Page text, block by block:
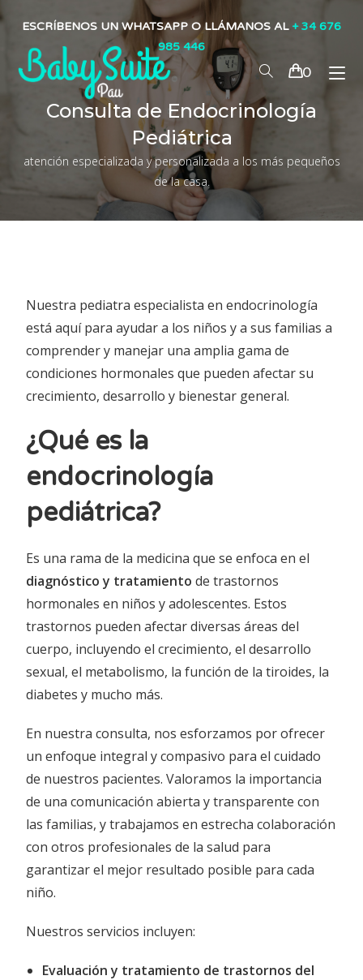
ESCRÍBENOS UN WHATSAPP O LLÁMANOS AL + 34 676
985 446
0
Consulta de Endocrinología
Pediátrica
atención especializada y personalizada a los más pequeños
de la casa.
Nuestra pediatra especialista en endocrinología
está aquí para ayudar a los niños y a sus familias a
comprender y manejar una amplia gama de
condiciones hormonales que pueden afectar su
crecimiento, desarrollo y bienestar general.
¿Qué es la
endocrinología
pediátrica?
Es una rama de la medicina que se enfoca en el
diagnóstico y tratamiento de trastornos
hormonales en niños y adolescentes. Estos
trastornos pueden afectar diversas áreas del
cuerpo, incluyendo el crecimiento, el desarrollo
sexual, el metabolismo, la función de la tiroides, la
diabetes y mucho más.
En nuestra consulta, nos esforzamos por ofrecer
un enfoque integral y compasivo para el cuidado
de nuestros pacientes. Valoramos la importancia
de una comunicación abierta y transparente con
las familias, y trabajamos en estrecha colaboración
con otros profesionales de la salud para
garantizar el mejor resultado posible para cada
niño.
Nuestros servicios incluyen:
Evaluación y tratamiento de trastornos del